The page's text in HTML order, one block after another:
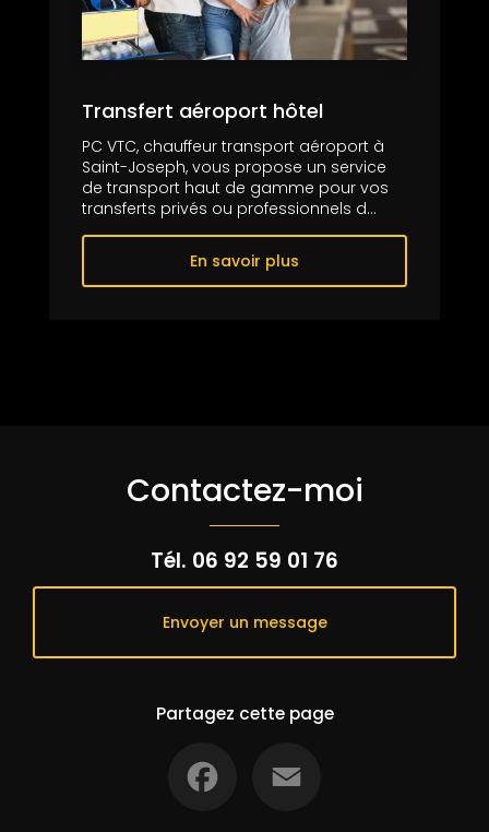
Transfert aéroport hôtel
PC VTC, chauffeur transport aéroport à
Saint-Joseph, vous propose un service
de transport haut de gamme pour vos
transferts privés ou professionnels d...
En savoir plus
Contactez-moi
Tél. 06 92 59 01 76
Envoyer un message
Partagez cette page